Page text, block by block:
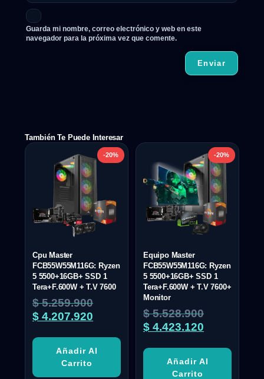
Guarda mi nombre, correo electrónico y web en este
navegador para la próxima vez que comente.
También Te Puede Interesar
-20%
Cpu Master
FCB55W55M116G: Ryzen
5 5500+16GB+ SSD 1
Tera+F.600W + T.V 7600
$5.259.900
$ 4.207.920
Añadir Al
Carrito
-20%
Equipo Master
FCB55W55M116G: Ryzen
5 5500+16GB+ SSD 1
Tera+F.600W + T.V 7600+
Monitor
$5.528.900
$ 4.423.120
Añadir Al
Carrito